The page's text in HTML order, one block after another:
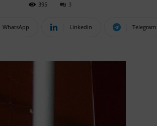
395 3
WhatsApp Linkedin Telegram